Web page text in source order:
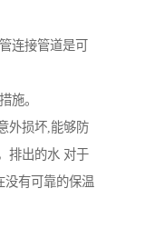
连接管道是可
施。
外损坏,能够防
排出的水 对于
没有可靠的保温